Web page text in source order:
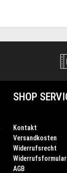
SHOP
Kontakt
Versandkosten
Widerrufsrecht
Widerrufsformular
AGB